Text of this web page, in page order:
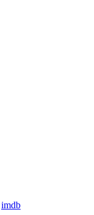
imdb